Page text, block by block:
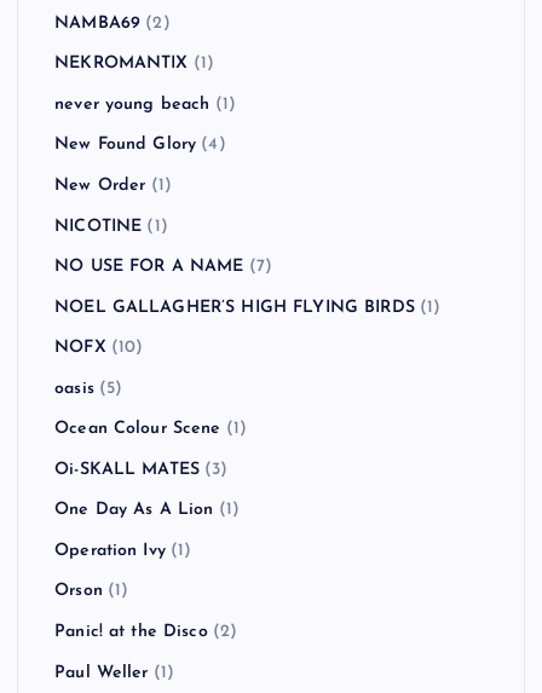
NAMBA69 (2)
NEKROMANTIX (1)
never young beach (1)
New Found Glory (4)
New Order (1)
NICOTINE (1)
NO USE FOR A NAME (7)
NOEL GALLAGHER’S HIGH FLYING BIRDS(1)
NOFX (10)
oasis(5)
Ocean Colour Scene (1)
Oi-SKALL MATES (3)
One Day As A Lion (1)
Operation Ivy(1)
Orson (1)
Panic! at the Disco(2)
Paul Weller (1)